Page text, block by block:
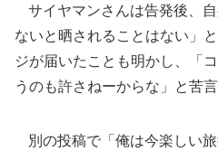
サイヤマンさんは告発後、
ないと晒されることはない」
ジが届いたことも明かし、「
うのも許さねーからな」と苦言
別の投稿で「俺は今楽しい